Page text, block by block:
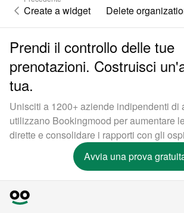
Create a widget Delete
Prendi il controllo delle tue
prenotazioni. Costruisci
tua.
Unisciti a 1200+ aziende indipendenti di
utilizzano Bookingmood per aumentare
dirette e consolidare i rapporti con gli
Avvia una prova